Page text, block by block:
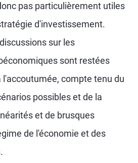
pas particulièrement utiles
d'investissement.
sur les
sont restées
l'accoutumée, compte tenu du
possibles et de la
et de brusques
de l'économie et des